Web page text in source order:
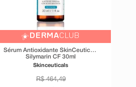
DERMACLUB
Sérum Antioxidante SkinCeuticals
Silymarin CF 30ml
Skinceuticals
R$ 464,49